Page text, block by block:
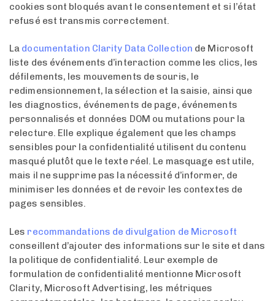
cookies sont bloqués avant le consentement et si l’état
refusé est transmis correctement.
La documentation Clarity Data Collection de Microsoft
liste des événements d’interaction comme les clics, les
défilements, les mouvements de souris, le
redimensionnement, la sélection et la saisie, ainsi que
les diagnostics, événements de page, événements
personnalisés et données DOM ou mutations pour la
relecture. Elle explique également que les champs
sensibles pour la confidentialité utilisent du contenu
masqué plutôt que le texte réel. Le masquage est utile,
mais il ne supprime pas la nécessité d’informer, de
minimiser les données et de revoir les contextes de
pages sensibles.
Les recommandations de divulgation de Microsoft
conseillent d’ajouter des informations sur le site et dans
la politique de confidentialité. Leur exemple de
formulation de confidentialité mentionne Microsoft
Clarity, Microsoft Advertising, les métriques